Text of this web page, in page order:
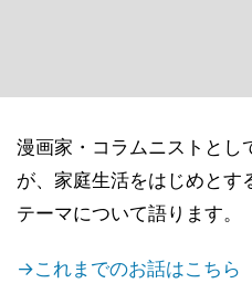
漫画家・コラムニストとし
が、家庭生活をはじめとす
テーマについて語ります。
→これまでのお話はこちら